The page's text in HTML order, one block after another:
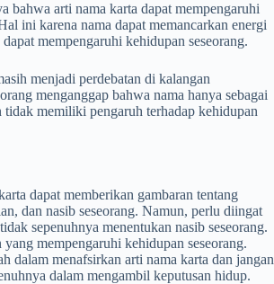
bahwa arti nama karta dapat mempengaruhi
ini karena nama dapat memancarkan energi
mempengaruhi kehidupan seseorang.
menjadi perdebatan di kalangan
menganggap bahwa nama hanya sebagai
tidak memiliki pengaruh terhadap kehidupan
dapat memberikan gambaran tentang
dan nasib seseorang. Namun, perlu diingat
sepenuhnya menentukan nasib seseorang.
mempengaruhi kehidupan seseorang.
dalam menafsirkan arti nama karta dan jangan
dalam mengambil keputusan hidup.